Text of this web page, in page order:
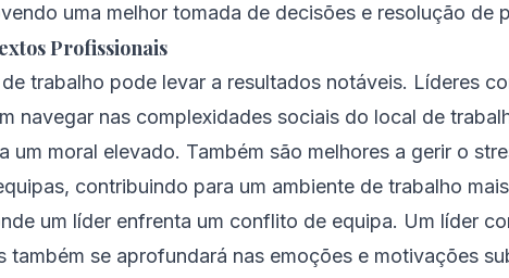
uma melhor tomada de decisões e resolução de
Profissionais
trabalho pode levar a resultados notáveis. Líderes
navegar nas complexidades sociais do local de
um moral elevado. Também são melhores a gerir o
contribuindo para um ambiente de trabalho
um líder enfrenta um conflito de equipa. Um líder
também se aprofundará nas emoções e motivações